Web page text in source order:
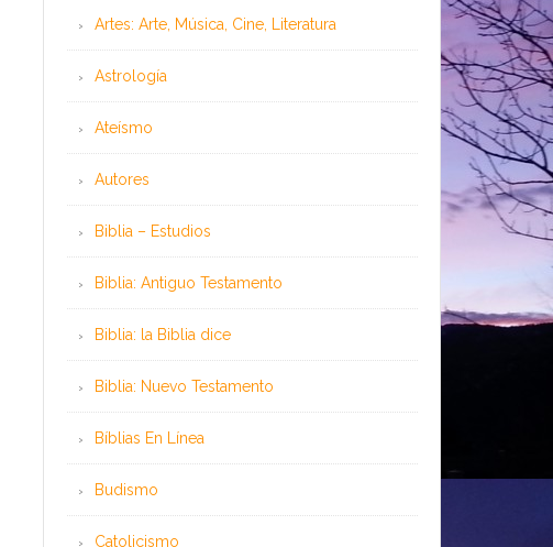
Artes: Arte, Música, Cine, Literatura
Astrología
Ateísmo
Autores
Biblia – Estudios
Biblia: Antiguo Testamento
Biblia: la Biblia dice
Biblia: Nuevo Testamento
Bíblias En Línea
Budismo
Catolicismo